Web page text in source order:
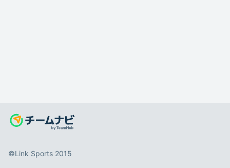
©️Link Sports 2015